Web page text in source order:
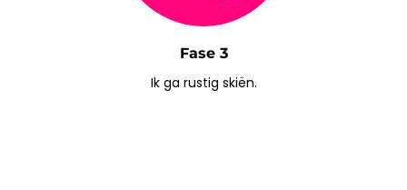
Fase 3
Ik ga rustig skiën.